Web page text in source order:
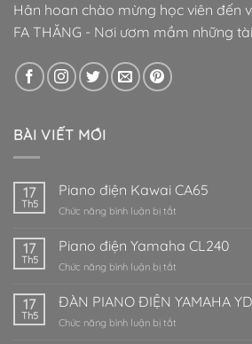
Hân hoan chào mừng học viên đến
FA THĂNG - Nơi ươm mầm những
BÀI VIẾT MỚI
17
Th5
Piano điện Kawai CA65
Chức năng bình luận bị tắt
điện
Kawai
17
Th5
Piano điện Yamaha CL240
Chức năng bình luận bị tắt
điện
Yamaha
17
Th5
ĐÀN PIANO ĐIỆN YAMAHA
Chức năng bình luận bị tắt